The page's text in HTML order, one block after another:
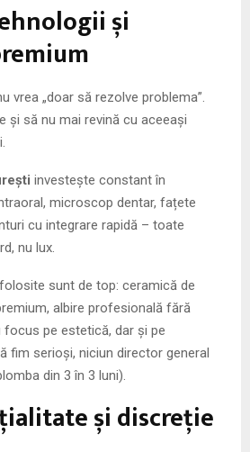
și
vrea „doar să rezolve problema”.
și să nu mai revină cu aceeași
investește constant în
microscop dentar, fațete
cu integrare rapidă – toate
nu lux.
sunt de top: ceramică de
albire profesională fără
focus pe estetică, dar și pe
fim serioși, niciun director general
din 3 în 3 luni).
și discreție